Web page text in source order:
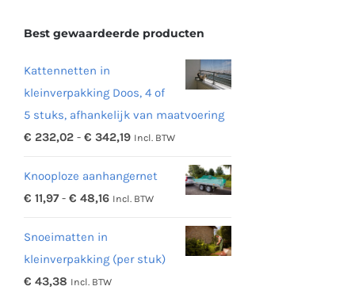
Best gewaardeerde producten
Kattennetten in
kleinverpakking Doos, 4 of
5 stuks, afhankelijk van maatvoering
€ 232,02 - € 342,19Prijsklasse:
tot
€ 342,19
Incl. BTW
Knooploze aanhangernet
€ 11,97 - € 48,16Prijsklasse:
€ 48,16
Incl. BTW
Snoeimatten in
kleinverpakking (per stuk)
€ 43,38 Incl. BTW